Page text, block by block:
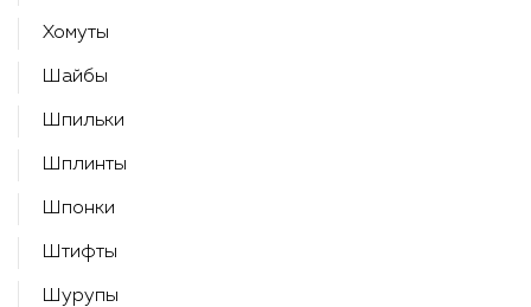
Хомуты
Шайбы
Шпильки
Шплинты
Шпонки
Штифты
Шурупы